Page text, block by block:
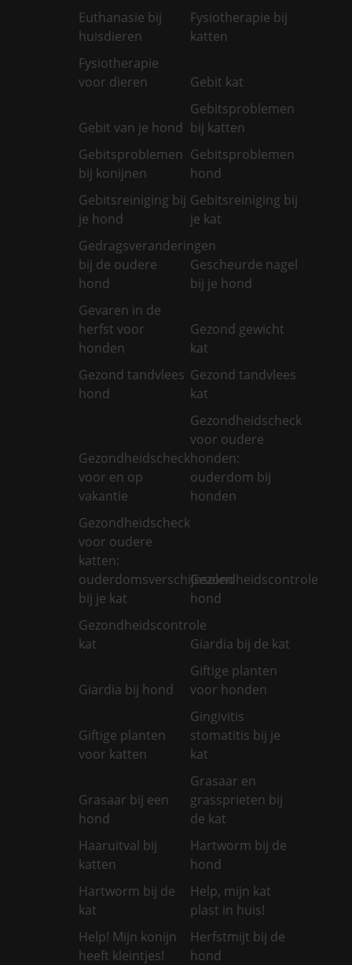
Euthanasie bij
huisdieren
Fysiotherapie bij
katten
Fysiotherapie
voor dieren
Gebit kat
Gebit van je hond
Gebitsproblemen
bij katten
Gebitsproblemen
bij konijnen
Gebitsproblemen
hond
Gebitsreiniging bij
je hond
Gebitsreiniging bij
je kat
Gedragsveranderingen
bij de oudere
hond
Gescheurde nagel
bij je hond
Gevaren in de
herfst voor
honden
Gezond gewicht
kat
Gezond tandvlees
hond
Gezond tandvlees
kat
Gezondheidscheck
voor en op
vakantie
Gezondheidscheck
voor oudere
honden:
ouderdom bij
honden
Gezondheidscheck
voor oudere
katten:
ouderdomsverschijnselen
bij je kat
Gezondheidscontrole
hond
Gezondheidscontrole
kat
Giardia bij de kat
Giardia bij hond
Giftige planten
voor honden
Giftige planten
voor katten
Gingivitis
stomatitis bij je
kat
Grasaar bij een
hond
Grasaar en
grassprieten bij
de kat
Haaruitval bij
katten
Hartworm bij de
hond
Hartworm bij de
kat
Help, mijn kat
plast in huis!
Help! Mijn konijn
heeft kleintjes!
Herfstmijt bij de
hond